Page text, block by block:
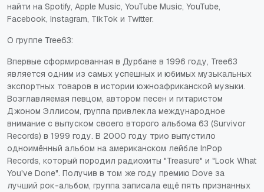
найти на Spotify, Apple Music, YouTube Music, YouTube,
Facebook, Instagram, TikTok и Twitter.
О группе Tree63:
Впервые сформированная в Дурбане в 1996 году, Tree63
является одним из самых успешных и юбимых музыкальных
экспортных товаров в истории южноафриканской музыки.
Возглавляемая певцом, автором песен и гитаристом
Джоном Эллисом, группа привлекла международное
внимание с выпуском своего второго альбома 63 (Survivor
Records) в 1999 году. В 2000 году трио выпустило
одноимённый альбом на американском лейбле InPop
Records, который породил радиохиты "Treasure" и "Look What
You've Done". Получив в том же году премию Dove за
лучший рок-альбом, группа записала ещё пять признанных